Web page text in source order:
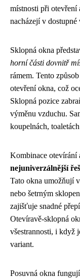
místnosti při otevření
nacházejí v dostupné
Sklopná okna
horní části dovnitř
rámem. Tento
otevření okna, což
Sklopná pozice
výměnu vzduchu.
koupelnách,
Kombinace otevírání
nejuniverzálnější
Tato okna umožňují
nebo šetrným
zajišťuje snadné
Otevíravě-sklopná
všestrannosti, i když
variant.
Posuvná okna